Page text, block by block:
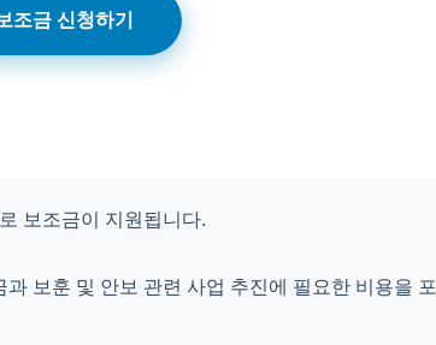
조금 신청하기
보조금이 지원됩니다.
보훈 및 안보 관련 사업 추진에 필요한 비용을 포